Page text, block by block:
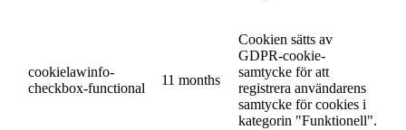
cookielawinfo-
checkbox-functional
11 months
Cookien sätts av
GDPR-cookie-
samtycke för att
registrera användarens
samtycke för cookies i
kategorin "Funktionell".